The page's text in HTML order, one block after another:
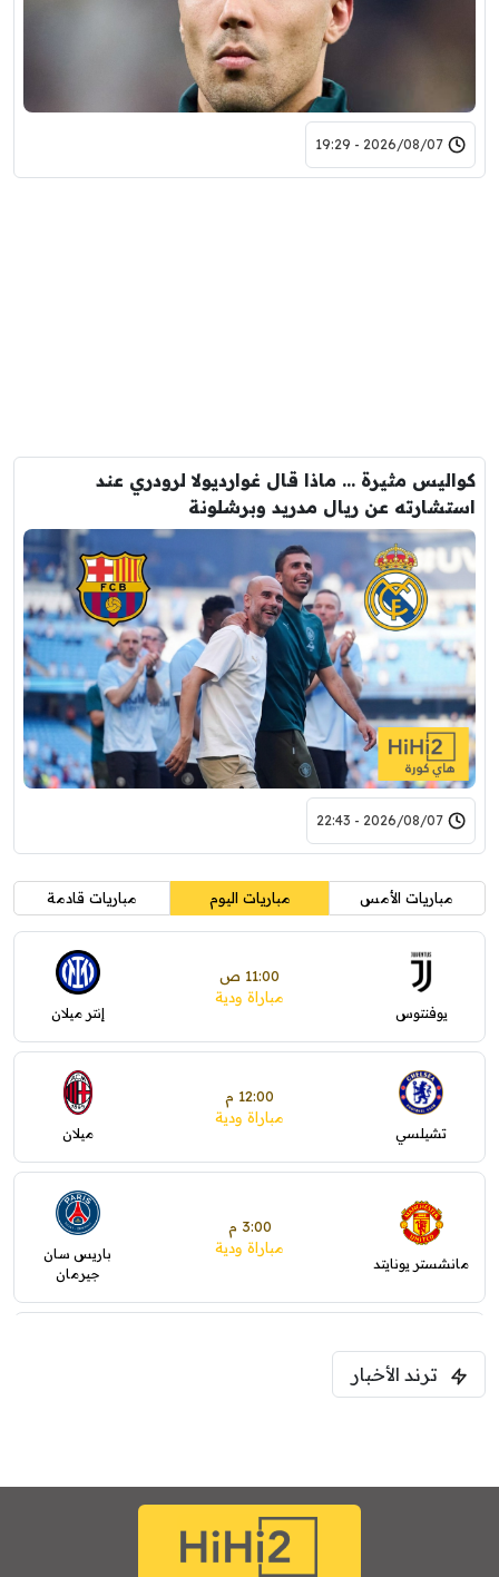
2026/08/07 - 19:29
كواليس مثيرة … ماذا قال غوارديولا لرودري عند
استشارته عن ريال مدريد وبرشلونة
2026/08/07 - 22:43
مباريات الأمس مباريات اليوم مباريات قادمة
يوفنتوس
11:00 ص
مباراة ودية
إنتر ميلان
تشيلسي
12:00 م
مباراة ودية
ميلان
مانشستر يونايتد
3:00 م
مباراة ودية
باريس سان
جيرمان
فرينتسفاروشي
ترند الأخبار